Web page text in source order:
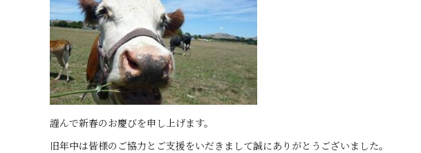
謹んで新春のお慶びを申し上げます。
旧年中は皆様のご協力とご支援をいだきまして誠にありがとうございました。